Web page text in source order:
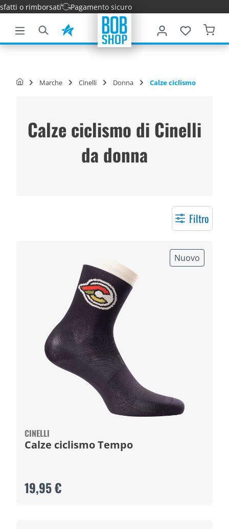
principale
o rimborsati Pagamento sicuro
Marche Cinelli Donna Calze ciclismo
Calze ciclismo di Cinelli
da donna
Filtro
Nuovo
CINELLI
Calze ciclismo Tempo
19,95 €